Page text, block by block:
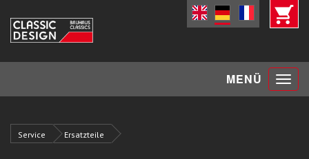
MENÜ Toggle
Service Ersatzteile